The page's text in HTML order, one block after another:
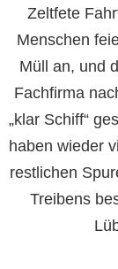
Zeltfete
Menschen
Müll an, und
Fachfirma
„klar Schiff“
haben wieder
restlichen
Treibens